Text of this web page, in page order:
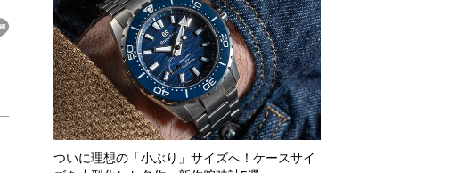
ついに理想の「小ぶり」サイズへ！ケースサイ